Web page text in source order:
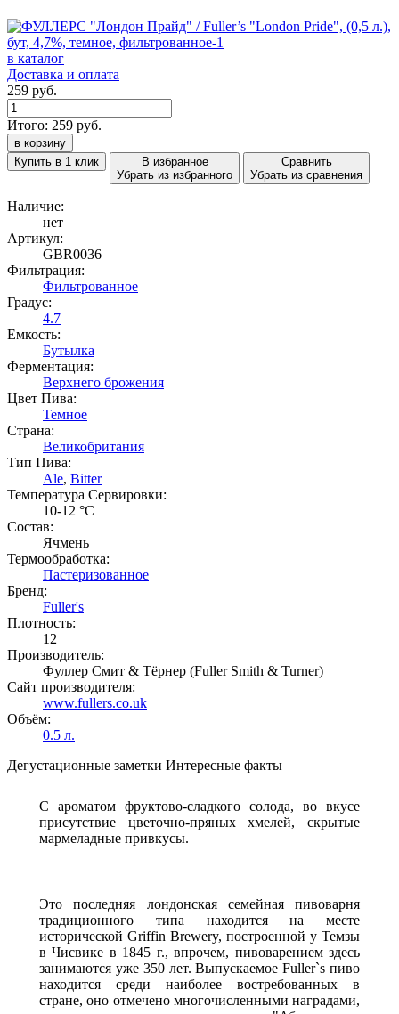
в каталог
Доставка и оплата
259 руб.
Итого: 259 руб.
в корзину
Купить в 1 клик
В избранное
Убрать из избранного
Сравнить
Убрать из сравнения
Наличие:
нет
Артикул:
GBR0036
Фильтрация:
Фильтрованное
Градус:
4.7
Емкость:
Бутылка
Ферментация:
Верхнего брожения
Цвет Пива:
Темное
Страна:
Великобритания
Тип Пива:
Ale, Bitter
Температура Cервировки:
10-12 °С
Состав:
Ячмень
Термообработка:
Пастеризованное
Бренд:
Fuller's
Плотность:
12
Производитель:
Фуллер Смит & Тёрнер (Fuller Smith & Turner)
Сайт производителя:
www.fullers.co.uk
Объём:
0.5 л.
Дегустационные заметки Интересные факты
С ароматом фруктово-сладкого солода, во вкусе
присутствие цветочно-пряных хмелей, скрытые
мармеладные привкусы.
Это последняя лондонская семейная пивоварня
традиционного типа находится на месте
исторической Griffin Brewery, построенной у Темзы
в Чисвике в 1845 г., впрочем, пивоварением здесь
занимаются уже 350 лет. Выпускаемое Fuller`s пиво
находится среди наиболее востребованных в
стране, оно отмечено многочисленными наградами,